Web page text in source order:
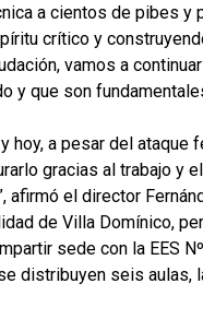
a cientos de pibes y
crítico y
vamos a
y que son
hoy, a pesar del ataque
gracias al trabajo y
afirmó el director
de Villa Domínico,
sede con la EES
distribuyen seis aulas,